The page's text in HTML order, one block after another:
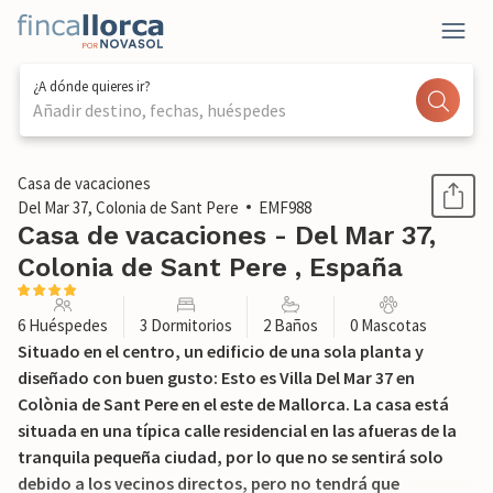
¿A dónde quieres ir?
Añadir destino, fechas, huéspedes
1 / 52
Casa de vacaciones
Del Mar 37, Colonia de Sant Pere
EMF988
Casa de vacaciones - Del Mar 37,
Colonia de Sant Pere , España
6 Huéspedes 3 Dormitorios 2 Baños 0 Mascotas
Situado en el centro, un edificio de una sola planta y
diseñado con buen gusto: Esto es Villa Del Mar 37 en
Colònia de Sant Pere en el este de Mallorca. La casa está
situada en una típica calle residencial en las afueras de la
tranquila pequeña ciudad, por lo que no se sentirá solo
debido a los vecinos directos, pero no tendrá que